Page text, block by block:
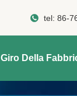
tel: 86-
Giro Della